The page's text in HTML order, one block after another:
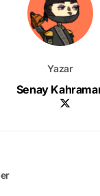
Yazar
Senay